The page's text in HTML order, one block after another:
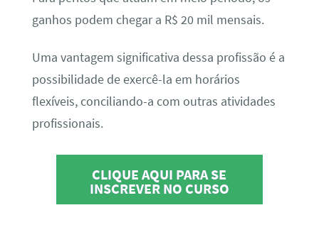
ganhos podem chegar a R$ 20 mil mensais.
Uma vantagem significativa dessa profissão é a
possibilidade de exercê-la em horários
flexíveis, conciliando-a com outras atividades
profissionais.
CLIQUE AQUI PARA SE
INSCREVER NO CURSO